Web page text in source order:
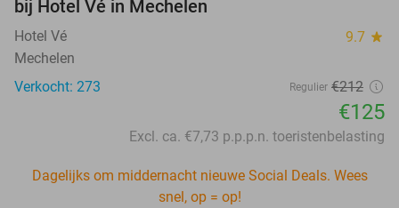
bij Hotel Vé in Mechelen
Hotel Vé 9.7 star
Mechelen
Verkocht: 273
Regulier €212
€125
Excl. ca. €7,73 p.p.p.n. toeristenbelasting
Dagelijks om middernacht nieuwe Social Deals. Wees
snel, op = op!